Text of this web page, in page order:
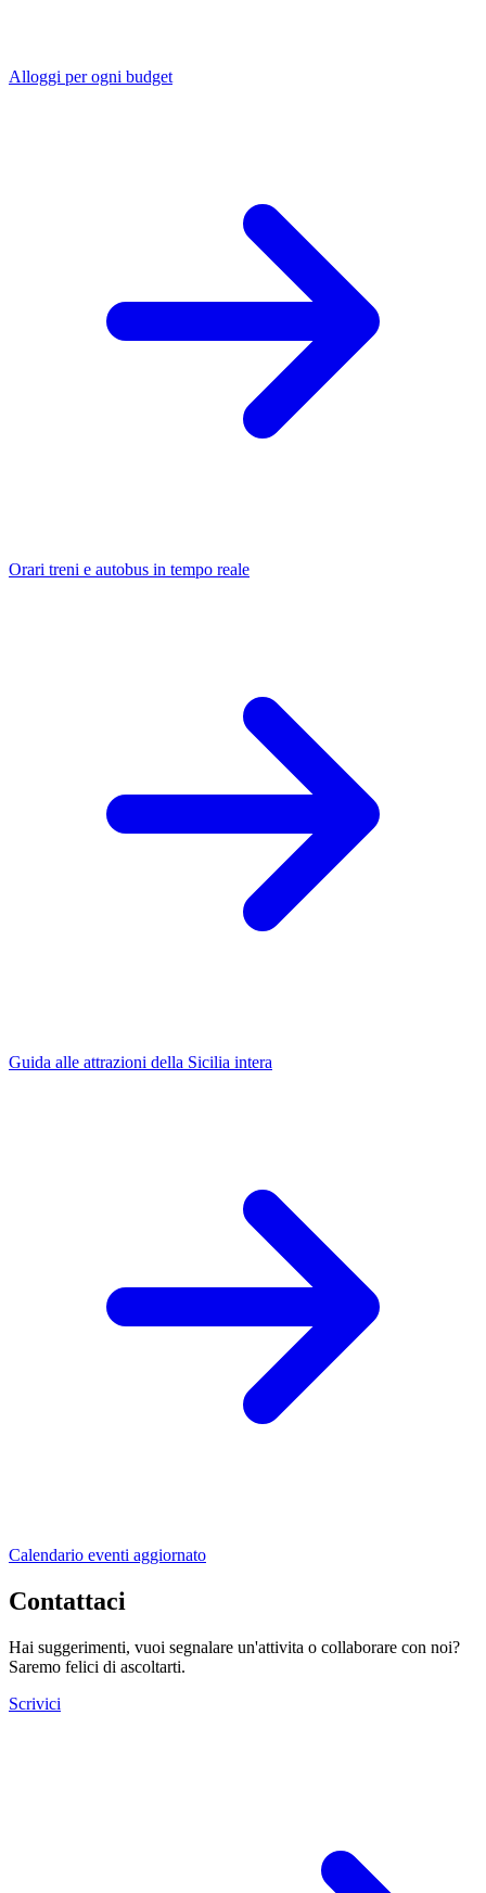
Alloggi per ogni budget
Orari treni e autobus in tempo reale
Guida alle attrazioni della Sicilia intera
Calendario eventi aggiornato
Contattaci
Hai suggerimenti, vuoi segnalare un'attivita o collaborare con noi?
Saremo felici di ascoltarti.
Scrivici